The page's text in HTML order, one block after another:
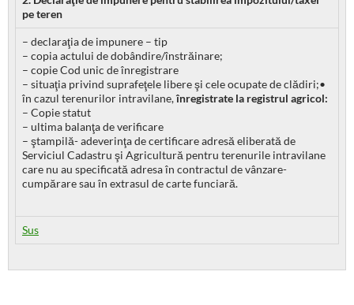
pe teren
– declaraţia de impunere – tip
– copia actului de dobândire/înstrăinare;
– copie Cod unic de înregistrare
– situaţia privind suprafeţele libere şi cele ocupate de clădiri;•
în cazul terenurilor intravilane,înregistrate la registrul agricol:
– Copie statut
– ultima balanţa de verificare
– ştampilă- adeverinţa de certificare adresă eliberată de
Serviciul Cadastru şi Agricultură pentru terenurile intravilane
care nu au specificată adresa în contractul de vânzare-
cumpărare sau în extrasul de carte funciară.
Sus